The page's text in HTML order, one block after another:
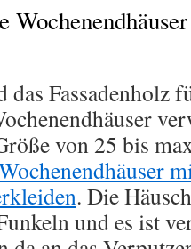
Fassadenholz
von 25 bis
. Die
und es ist